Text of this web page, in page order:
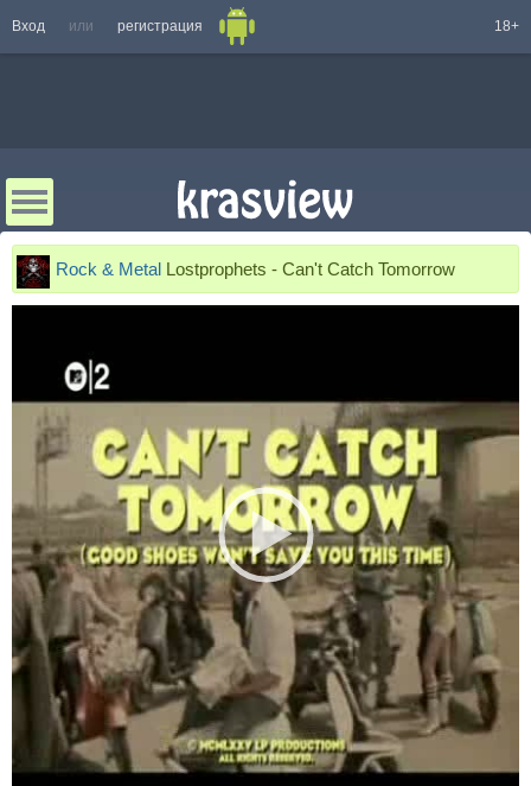
Вход или регистрация 18+
Rock & Metal Lostprophets - Can't Catch Tomorrow